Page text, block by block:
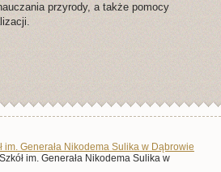
przyrody, a także pomocy
im. Generała Nikodema Sulika w Dąbrowie
im. Generała Nikodema Sulika w